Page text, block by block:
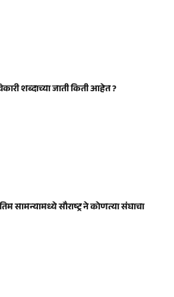
शब्दाच्या जाती किती आहेत ?
सामन्यामध्ये सौराष्ट्र ने कोणत्या संघाचा